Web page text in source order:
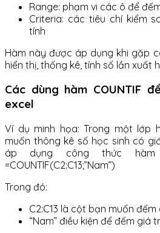
Range: phạm vi các ô để
Criteria: các tiêu chí kiểm
tính
Hàm này được áp dụng khi gặp
hiển thị, thống kê, tính số lần xuất
Các dùng hàm COUNTIF
excel
Ví dụ minh họa: Trong một lớp
muốn thông kê số học sinh có
áp dụng công thức hàm
=COUNTIF(C2:C13;”Nam”)
Trong đó:
C2:C13 là cột bạn muốn đếm
“Nam” điều kiện để đếm giá